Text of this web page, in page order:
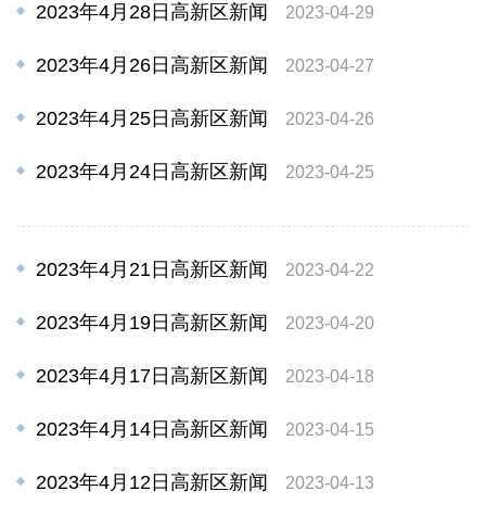
2023年4月28日高新区新闻 2023-04-29
2023年4月26日高新区新闻 2023-04-27
2023年4月25日高新区新闻 2023-04-26
2023年4月24日高新区新闻 2023-04-25
2023年4月21日高新区新闻 2023-04-22
2023年4月19日高新区新闻 2023-04-20
2023年4月17日高新区新闻 2023-04-18
2023年4月14日高新区新闻 2023-04-15
2023年4月12日高新区新闻 2023-04-13